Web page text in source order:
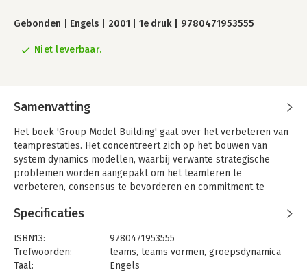
Gebonden Engels 2001 1e druk 9780471953555
Niet leverbaar.
Samenvatting
Het boek 'Group Model Building' gaat over het verbeteren van
teamprestaties. Het concentreert zich op het bouwen van
system dynamics modellen, waarbij verwante strategische
problemen worden aangepakt om het teamleren te
verbeteren, consensus te bevorderen en commitment te
Specificaties
ISBN13:
9780471953555
Trefwoorden:
teams, teams vormen, groepsdynamica
Taal:
Engels